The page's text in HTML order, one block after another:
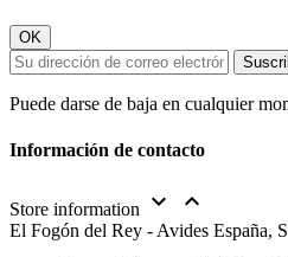
Puede darse de baja en cualquier
Información de contacto
Store information  
El Fogón del Rey - Avides España,